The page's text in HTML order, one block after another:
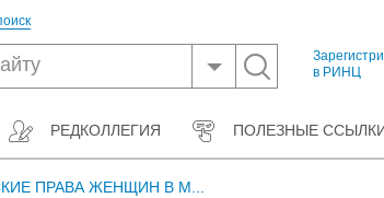
в РИНЦ
РЕДКОЛЛЕГИЯ ПОЛЕЗНЫЕ
ПРАВА ЖЕНЩИН В М...